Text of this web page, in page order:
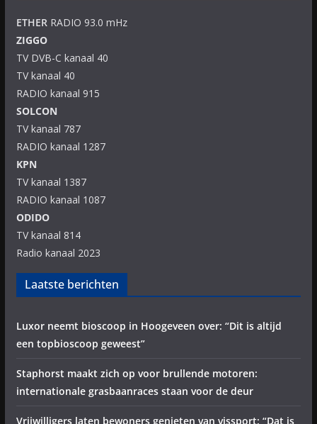
ETHERRADIO 93.0 mHz
ZIGGO
TV DVB-C kanaal 40
TV kanaal 40
RADIO kanaal 915
SOLCON
TV kanaal 787
RADIO kanaal 1287
KPN
TV kanaal 1387
RADIO kanaal 1087
ODIDO
TV kanaal 814
Radio kanaal 2023
Laatste berichten
Luxor neemt bioscoop in Hoogeveen over: “Dit is altijd
een topbioscoop geweest”
Staphorst maakt zich op voor brullende motoren:
internationale grasbaanraces staan voor de deur
Vrijwilligers laten bewoners genieten van vissport: “Dat is